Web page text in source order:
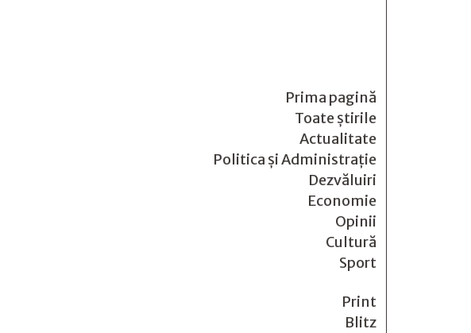
Prima pagină
Toate știrile
Actualitate
Politica și Administrație
Dezvăluiri
Economie
Opinii
Cultură
Sport
Print
Blitz